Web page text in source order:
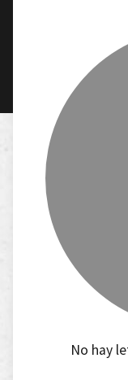
No hay